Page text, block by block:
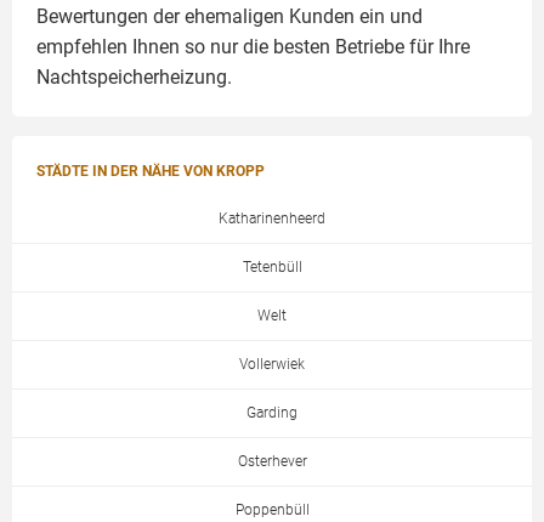
Bewertungen der ehemaligen Kunden ein und
empfehlen Ihnen so nur die besten Betriebe für Ihre
Nachtspeicherheizung.
STÄDTE IN DER NÄHE VON KROPP
Katharinenheerd
Tetenbüll
Welt
Vollerwiek
Garding
Osterhever
Poppenbüll